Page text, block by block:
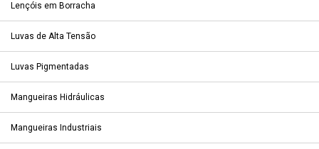
Lençóis em Borracha
Luvas de Alta Tensão
Luvas Pigmentadas
Mangueiras Hidráulicas
Mangueiras Industriais